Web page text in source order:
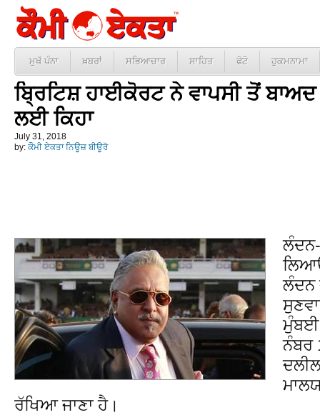
ਮੁਖੱ ਪੰਨਾ ਖ਼ਬਰਾਂ ਸਭਿਆਚਾਰ ਸਾਹਿਤ ਫੋਟੋ ਹੁਕਮਨਾਮਾ
ਬ੍ਰਿਟਿਸ਼ ਹਾਈਕੋਰਟ ਨੇ ਵਾਪਸੀ ਤੋਂ
ਲਈ ਕਿਹਾ
July 31, 2018
by: ਕੌਮੀ ਏਕਤਾ ਨਿਊਜ਼ ਬੀਊਰੋ
ਲੰਦਨ-
ਲੰਦਨ
ਮੁੰਬਈ
ਨੰਬਰ
ਰੱਖਿਆ ਜਾਣਾ ਹੈ।